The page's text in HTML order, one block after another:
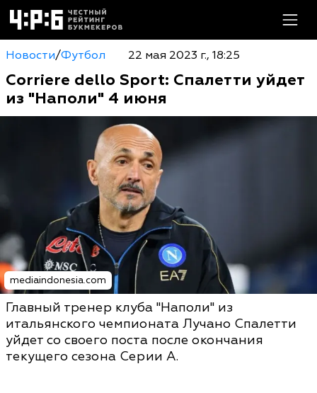
Новости/Футбол 22 мая 2023 г., 18:25
Corriere dello Sport: Спалетти уйдет
из "Наполи" 4 июня
mediaindonesia.com
Главный тренер клуба "Наполи" из
итальянского чемпионата Лучано Спалетти
уйдет со своего поста после окончания
текущего сезона Серии А.